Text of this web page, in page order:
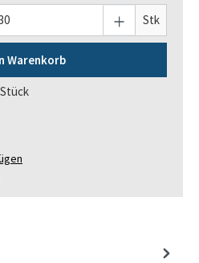
Stk
Warenkorb